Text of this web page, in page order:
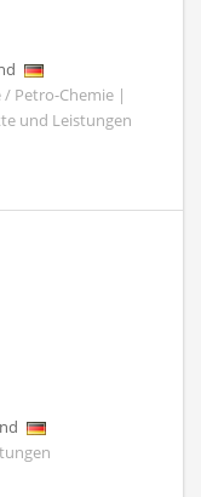
Petro-Chemie |
und Leistungen